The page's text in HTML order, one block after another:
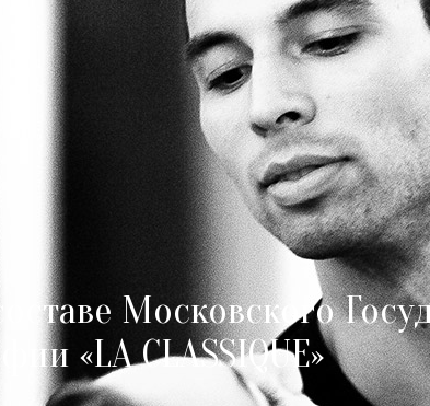
Московского
«LA CLASSIQUE»